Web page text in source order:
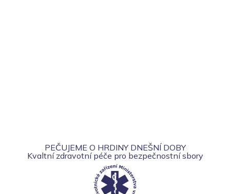
PEČUJEME O HRDINY DNEŠNÍ DOBY
Kvaltní zdravotní péče pro bezpečnostní sbory